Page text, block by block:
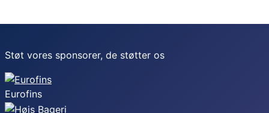
Støt vores sponsorer, de støtter os
Eurofins